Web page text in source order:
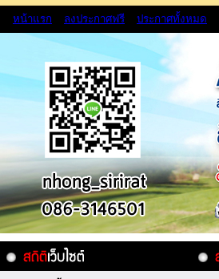
หน้าแรก ลงประกาศฟรี ประกาศทั้งหมด